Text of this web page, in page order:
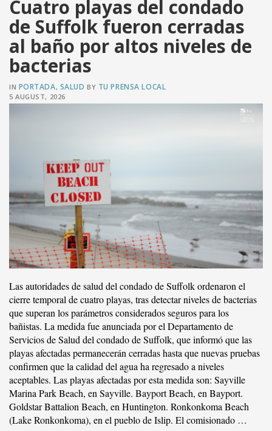
Cuatro playas del condado
de Suffolk fueron cerradas
al baño por altos niveles de
bacterias
IN PORTADA, SALUD BY TU PRENSA LOCAL
5 AUGUST, 2026
Las autoridades de salud del condado de Suffolk ordenaron el
cierre temporal de cuatro playas, tras detectar niveles de bacterias
que superan los parámetros considerados seguros para los
bañistas. La medida fue anunciada por el Departamento de
Servicios de Salud del condado de Suffolk, que informó que las
playas afectadas permanecerán cerradas hasta que nuevas pruebas
confirmen que la calidad del agua ha regresado a niveles
aceptables. Las playas afectadas por esta medida son: Sayville
Marina Park Beach, en Sayville. Bayport Beach, en Bayport.
Goldstar Battalion Beach, en Huntington. Ronkonkoma Beach
(Lake Ronkonkoma), en el pueblo de Islip. El comisionado …